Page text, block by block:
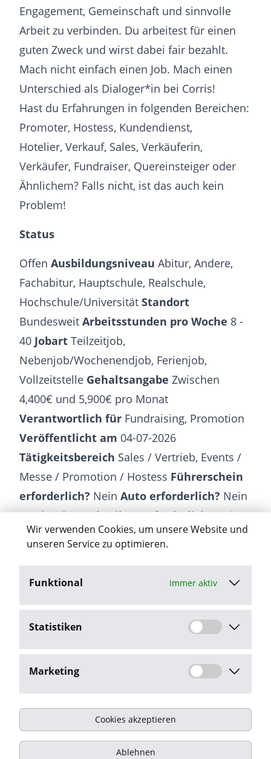
Wir verwenden Cookies, um unsere Website und
unseren Service zu optimieren.
Funktional Immer aktiv
Statistiken
Marketing
Cookies akzeptieren
Ablehnen
Engagement, Gemeinschaft und sinnvolle
Arbeit zu verbinden. Du arbeitest für einen
guten Zweck und wirst dabei fair bezahlt.
Mach nicht einfach einen Job. Mach einen
Unterschied als Dialoger*in bei Corris!
Hast du Erfahrungen in folgenden Bereichen:
Promoter, Hostess, Kundendienst,
Hotelier, Verkauf, Sales, Verkäuferin,
Verkäufer, Fundraiser, Quereinsteiger oder
Ähnlichem? Falls nicht, ist das auch kein
Problem!
Status
Offen Ausbildungsniveau Abitur, Andere,
Fachabitur, Hauptschule, Realschule,
Hochschule/Universität Standort
Bundesweit Arbeitsstunden pro Woche 8 -
40 Jobart Teilzeitjob,
Nebenjob/Wochenendjob, Ferienjob,
Vollzeitstelle Gehaltsangabe Zwischen
4,400€ und 5,900€ pro Monat
Verantwortlich für Fundraising, Promotion
Veröffentlicht am 04-07-2026
Tätigkeitsbereich Sales / Vertrieb, Events /
Messe / Promotion / Hostess Führerschein
erforderlich? Nein Auto erforderlich? Nein
Motivationsschreiben erforderlich?Nein
SprachkenntnisseDeutsch
Impressum